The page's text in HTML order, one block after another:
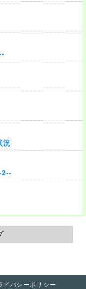
況
2--
イバシーポリシー